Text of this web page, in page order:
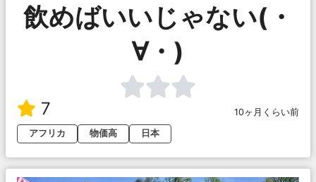
飲めばいいじゃない(・
∀・)
7
10ヶ月くらい前
アフリカ
物価高 日本